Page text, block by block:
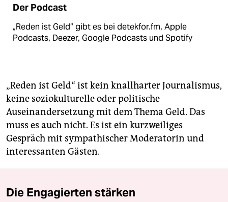
Der Podcast
„Reden ist Geld“ gibt es bei detekfor.fm, Apple
Podcasts, Deezer, Google Podcasts und Spotify
„Reden ist Geld“ ist kein knallharter Journalismus,
keine soziokulturelle oder politische
Auseinandersetzung mit dem Thema Geld. Das
muss es auch nicht. Es ist ein kurzweiliges
Gespräch mit sympathischer Moderatorin und
interessanten Gästen.
Die Engagierten stärken